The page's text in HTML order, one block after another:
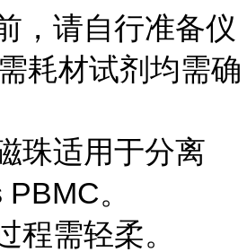
，请自行准备仪
耗材试剂均需确
珠适用于分离
。
程需轻柔。